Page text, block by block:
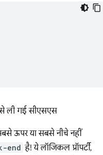
ली गई सीएसएस
ऊपर या सबसे नीचे नहीं
end है! ये लॉजिकल प्रॉपर्टी,